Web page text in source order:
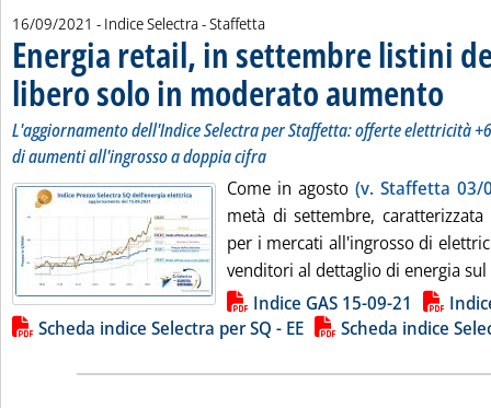
16/09/2021 - Indice Selectra - Staffetta
Energia retail, in settembre listini
libero solo in moderato aumento
L'aggiornamento dell'Indice Selectra per Staffetta: offerte elettricità
di aumenti all'ingrosso a doppia cifra
Come in agosto (v. Staffetta 03/
metà di settembre,
per i mercati all'ingrosso di
venditori al dettaglio di energia
Lista allegati PDF alla notiziaIndice GAS 15-09-21
Scheda indice Selectra per SQ - EE
Scheda indice